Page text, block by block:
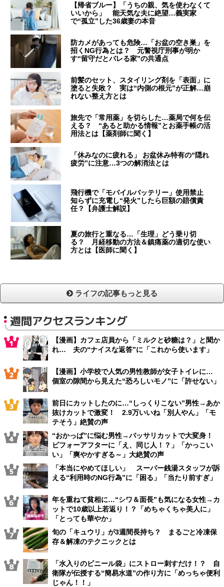
【帰省ブルー】「うちの親、気を使わなくて
いいから」 能天気な夫に絶望…義実家
で“孤立”した36歳妻の本音
防カメがあっても危険…「お盆の空き巣」を
招くNG行為とは？ 元警視庁刑事が明か
す“留守だとバレる家”の共通点
前髪のセット、スタイリング剤を「表面」に
塗ると失敗？ 実は“内側の根元”が正解…崩
れない整え方とは
旅先で「常用薬」を切らした…薬局で何を伝
える？ “あると助かる情報”とお薬手帳の活
用法とは【薬剤師に聞く】
「休みなのに疲れる」 お盆休み特有の“隠れ
疲労”に注意…3つの解消法とは
飛行機で「モバイルバッテリー」使用禁止
知らずに充電し“発火”したら巨額の賠償責
任？【弁護士解説】
夏の旅行と重なる…「生理」どう乗り切
る？ 月経移動の方法＆鎮痛薬の適切な使い
方とは【医師に聞く】
ライフの記事もっと見る
週間アクセスランキング
【漫画】カフェ店員から「ミルクと砂糖は？」と聞か
れ… 夫の“ナイスな返答”に「これから使います」
【漫画】小学校で人気の男性教師が女子トイレに…
個室の隙間から見えた“恐ろしいモノ”に「許せない」
前日にカットしたのに…“しっくりこない”男性→あか
抜けカットで激変！ 2.9万いいね「別人やん」「モ
テそう」絶賛の声
“おかっぱ”に悩む男性→バッサリカットで大変身！
ビフォーアフターに「え、同じ人！？」「かっこい
い」「爽やかすぎる～」大絶賛の声
「本当にやめてほしい」 スーパー銭湯スタッフが訴
える“利用時のNG行為”に「困る」「当たり前すぎ」
年を重ねて貧相に…“シワ＆面長”も気になる女性→カ
ットで10歳以上若返り！？「めちゃくちゃ美人に」
「とっても華やか」
旬の「キュウリ」が3週間長持ち？ まるごと冷凍保
存＆解凍のテクニックとは
「水入りのビニール袋」にストロー刺すだけ！？ 自
衛隊が伝授する“簡易水道”の作り方に「めっちゃ便利
じゃん！！」